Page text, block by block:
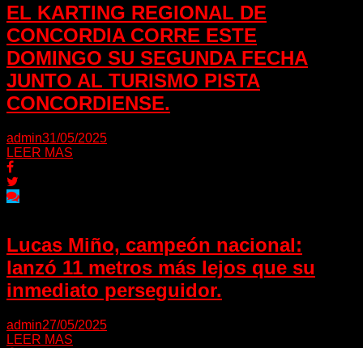
EL KARTING REGIONAL DE
CONCORDIA CORRE ESTE
DOMINGO SU SEGUNDA FECHA
JUNTO AL TURISMO PISTA
CONCORDIENSE.
admin31/05/2025
LEER MAS
Lucas Miño, campeón nacional:
lanzó 11 metros más lejos que su
inmediato perseguidor.
admin27/05/2025
LEER MAS